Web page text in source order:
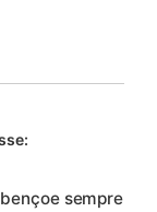
sempre